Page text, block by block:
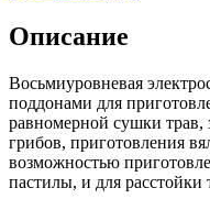
Описание
Восьмиуровневая
поддонами для
равномерной сушки трав,
грибов, приготовления
возможностью
пастилы, и для расстойки